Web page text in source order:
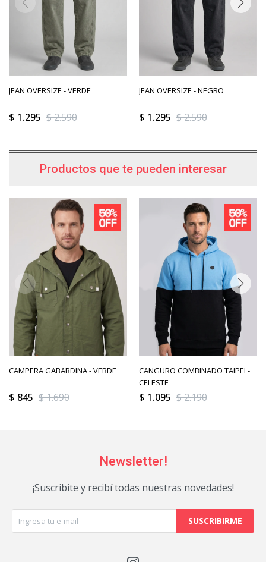
JEAN OVERSIZE - VERDE
$ 1.295 $2.590
JEAN OVERSIZE - NEGRO
$ 1.295 $2.590
Productos que te pueden interesar
CAMPERA GABARDINA - VERDE
$ 845 $1.690
CANGURO COMBINADO TAIPEI -
CELESTE
$ 1.095 $2.190
Newsletter!
¡Suscribite y recibí todas nuestras novedades!
SUSCRIBIRME